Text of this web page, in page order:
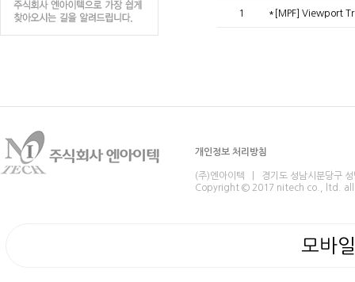
1 *[MPF] Viewport
개인정보 처리방침
(주)엔아이텍 | 경기도 성남시분당
Copyright © 2017 nitech co., ltd.
모바